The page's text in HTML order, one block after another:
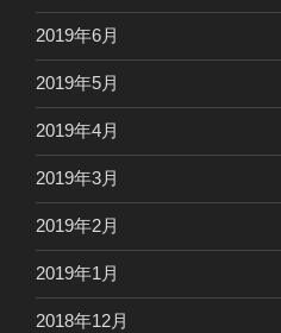
2019年6月
2019年5月
2019年4月
2019年3月
2019年2月
2019年1月
2018年12月